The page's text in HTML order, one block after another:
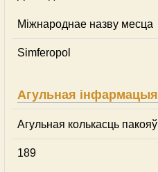
Міжнароднае назву месца
Simferopol
Агульная інфармацыя
Агульная колькасць пакояў
189